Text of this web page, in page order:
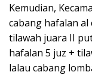
Kemudian,
cabang hafalan
tilawah juara II
hafalan 5 juz +
lalau cabang